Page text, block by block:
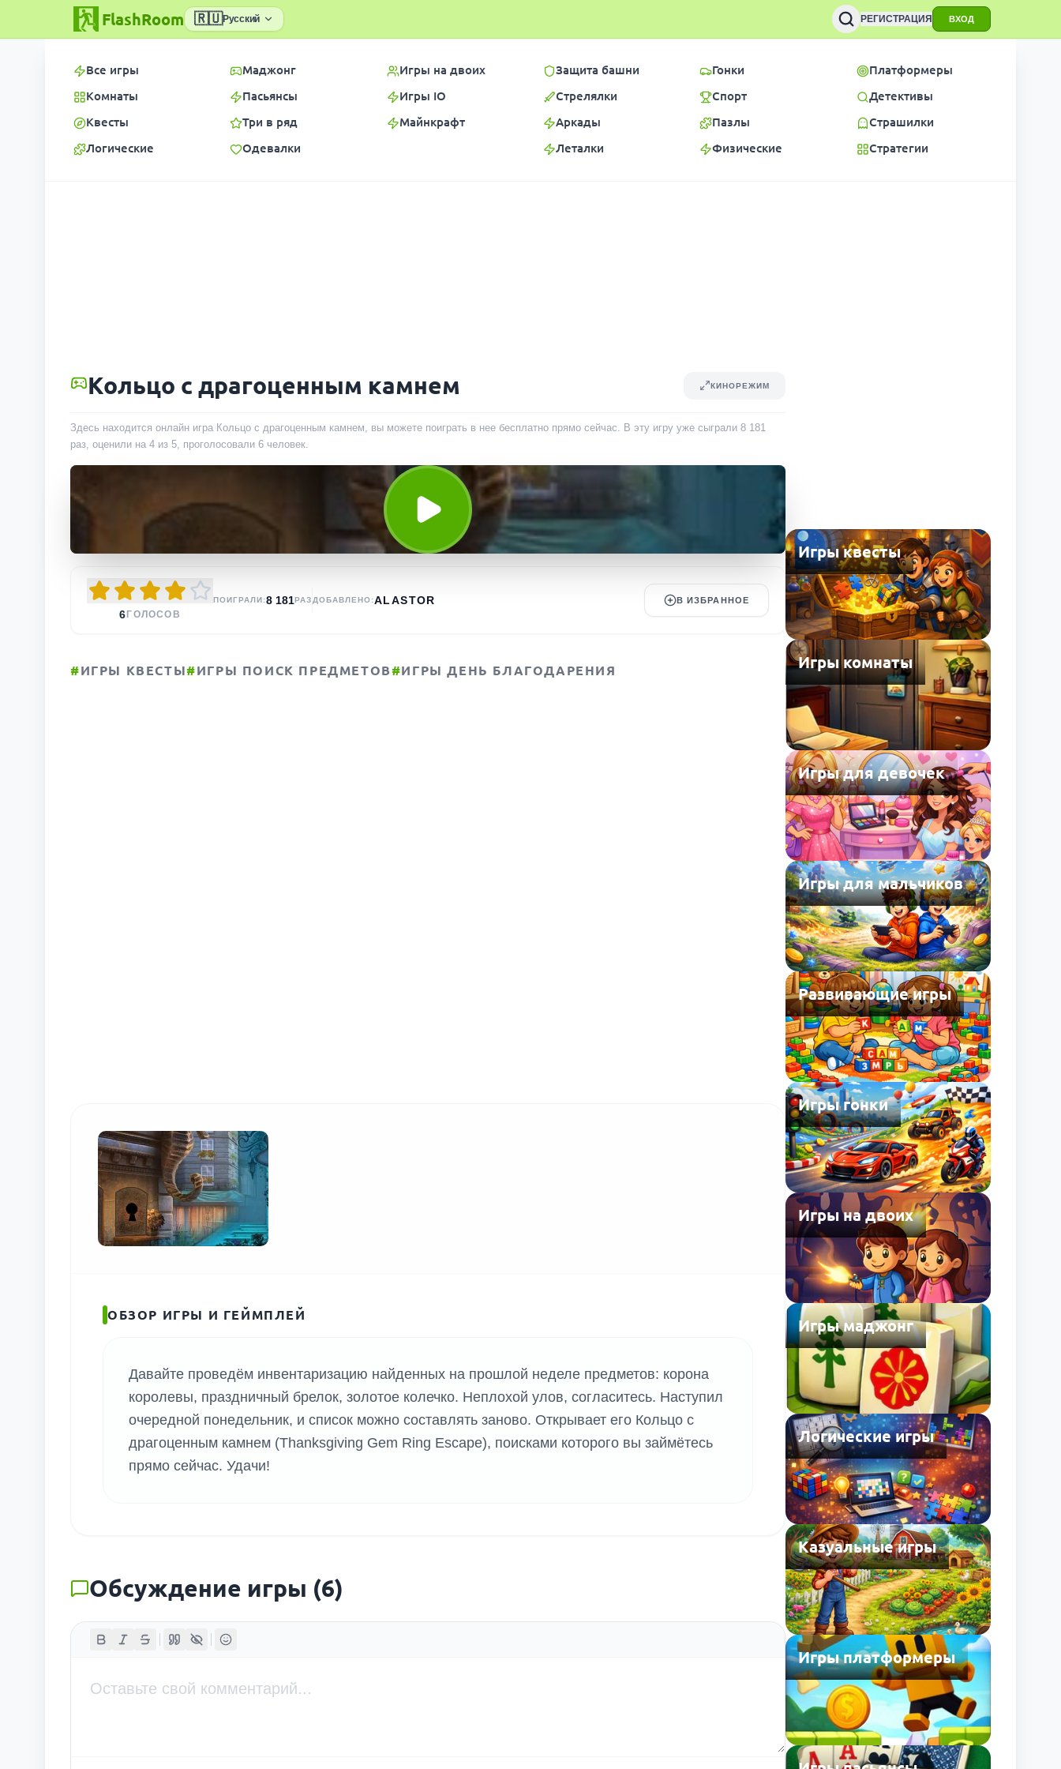
FlashRoom 🇷🇺Русский РЕГИСТРАЦИЯ ВХОД
Все игры
Комнаты
Квесты
Логические
Маджонг
Пасьянсы
Три в ряд
Одевалки
Игры на двоих
Игры IO
Майнкрафт
Защита башни
Стрелялки
Аркады
Леталки
Гонки
Спорт
Пазлы
Физические
Платформеры
Детективы
Страшилки
Стратегии
Кольцо с драгоценным камнем КИНОРЕЖИМ
Здесь находится онлайн игра Кольцо с драгоценным камнем, вы можете поиграть в нее бесплатно прямо сейчас. В эту игру уже сыграли 8 181
раз, оценили на 4 из 5, проголосовали 6 человек.
6 ГОЛОСОВ
ПОИГРАЛИ:8 181РАЗ ДОБАВЛЕНО:ALASTOR В ИЗБРАННОЕ
#ИГРЫ КВЕСТЫ#ИГРЫ ПОИСК ПРЕДМЕТОВ#ИГРЫ ДЕНЬ БЛАГОДАРЕНИЯ
ОБЗОР ИГРЫ И ГЕЙМПЛЕЙ
Давайте проведём инвентаризацию найденных на прошлой неделе предметов: корона
королевы, праздничный брелок, золотое колечко. Неплохой улов, согласитесь. Наступил
очередной понедельник, и список можно составлять заново. Открывает его Кольцо с
драгоценным камнем (Thanksgiving Gem Ring Escape), поисками которого вы займётесь
прямо сейчас. Удачи!
Обсуждение игры (6)
Игры квесты
Игры комнаты
Игры для девочек
Игры для мальчиков
Развивающие игры
Игры гонки
Игры на двоих
Игры маджонг
Логические игры
Казуальные игры
Игры платформеры